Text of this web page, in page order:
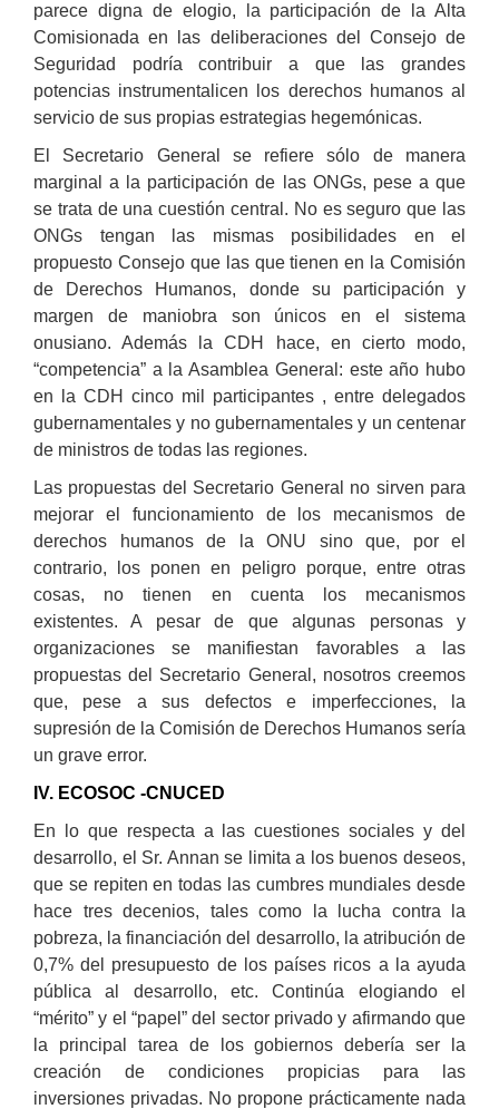
parece digna de elogio, la participación de la Alta
Comisionada en las deliberaciones del Consejo de
Seguridad podría contribuir a que las grandes
potencias instrumentalicen los derechos humanos al
servicio de sus propias estrategias hegemónicas.
El Secretario General se refiere sólo de manera
marginal a la participación de las ONGs, pese a que
se trata de una cuestión central. No es seguro que las
ONGs tengan las mismas posibilidades en el
propuesto Consejo que las que tienen en la Comisión
de Derechos Humanos, donde su participación y
margen de maniobra son únicos en el sistema
onusiano. Además la CDH hace, en cierto modo,
“competencia” a la Asamblea General: este año hubo
en la CDH cinco mil participantes , entre delegados
gubernamentales y no gubernamentales y un centenar
de ministros de todas las regiones.
Las propuestas del Secretario General no sirven para
mejorar el funcionamiento de los mecanismos de
derechos humanos de la ONU sino que, por el
contrario, los ponen en peligro porque, entre otras
cosas, no tienen en cuenta los mecanismos
existentes. A pesar de que algunas personas y
organizaciones se manifiestan favorables a las
propuestas del Secretario General, nosotros creemos
que, pese a sus defectos e imperfecciones, la
supresión de la Comisión de Derechos Humanos sería
un grave error.
IV. ECOSOC -CNUCED
En lo que respecta a las cuestiones sociales y del
desarrollo, el Sr. Annan se limita a los buenos deseos,
que se repiten en todas las cumbres mundiales desde
hace tres decenios, tales como la lucha contra la
pobreza, la financiación del desarrollo, la atribución de
0,7% del presupuesto de los países ricos a la ayuda
pública al desarrollo, etc. Continúa elogiando el
“mérito” y el “papel” del sector privado y afirmando que
la principal tarea de los gobiernos debería ser la
creación de condiciones propicias para las
inversiones privadas. No propone prácticamente nada